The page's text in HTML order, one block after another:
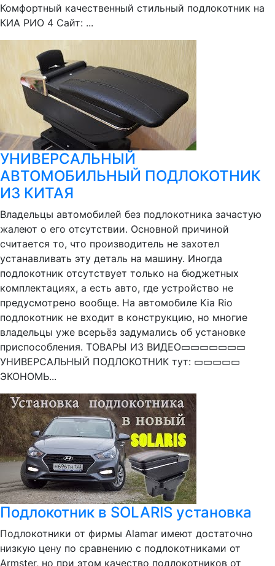
Комфортный качественный стильный подлокотник на
КИА РИО 4 Сайт: ...
УНИВЕРСАЛЬНЫЙ
АВТОМОБИЛЬНЫЙ ПОДЛОКОТНИК
ИЗ КИТАЯ
Владельцы автомобилей без подлокотника зачастую
жалеют о его отсутствии. Основной причиной
считается то, что производитель не захотел
устанавливать эту деталь на машину. Иногда
подлокотник отсутствует только на бюджетных
комплектациях, а есть авто, где устройство не
предусмотрено вообще. На автомобиле Kia Rio
подлокотник не входит в конструкцию, но многие
владельцы уже всерьёз задумались об установке
приспособления. ТОВАРЫ ИЗ ВИДЕО▭▭▭▭▭▭▭
УНИВЕРСАЛЬНЫЙ ПОДЛОКОТНИК тут: ▭▭▭▭▭
ЭКОНОМЬ...
Подлокотник в SOLARIS установка
Подлокотники от фирмы Alamar имеют достаточно
низкую цену по сравнению с подлокотниками от
Armster, но при этом качество подлокотников от